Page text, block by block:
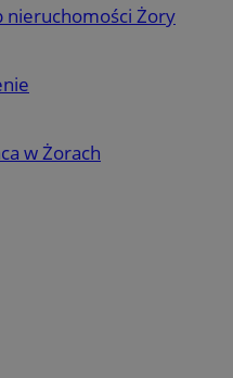
nieruchomości Żory
w Żorach